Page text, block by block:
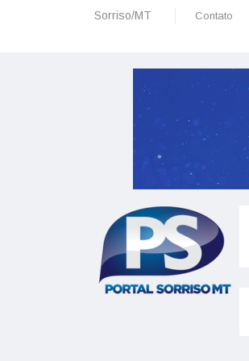
Sorriso/MT Contato
político e os principais candidatos no brasil